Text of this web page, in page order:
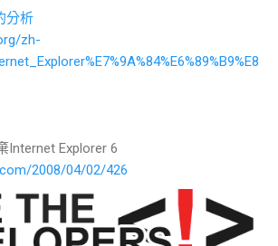
分析
zh-
Internet Explorer 6
2008/04/02/426